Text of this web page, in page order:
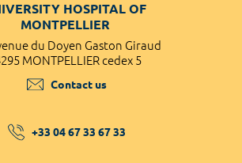
HOSPITAL OF
MONTPELLIER
du Doyen Gaston Giraud
MONTPELLIER cedex 5
Contact us
+33 04 67 33 67 33